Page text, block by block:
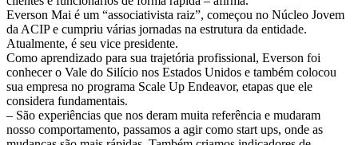
Everson Mai é um “associativista raiz”, começou no Núcleo Jovem
da ACIP e cumpriu várias jornadas na estrutura da entidade.
Atualmente, é seu vice presidente.
Como aprendizado para sua trajetória profissional, Everson foi
conhecer o Vale do Silício nos Estados Unidos e também colocou
sua empresa no programa Scale Up Endeavor, etapas que ele
considera fundamentais.
– São experiências que nos deram muita referência e mudaram
nosso comportamento, passamos a agir como start ups, onde as